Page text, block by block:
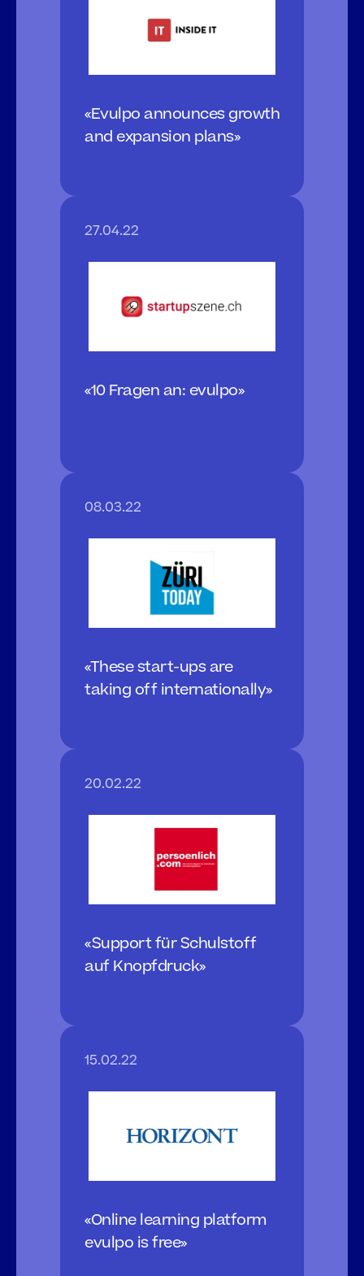
«Evulpo announces growth
and expansion plans»
27.04.22
«10 Fragen an: evulpo»
08.03.22
«These start-ups are
taking off internationally»
20.02.22
«Support für Schulstoff
auf Knopfdruck»
15.02.22
«Online learning platform
evulpo is free»